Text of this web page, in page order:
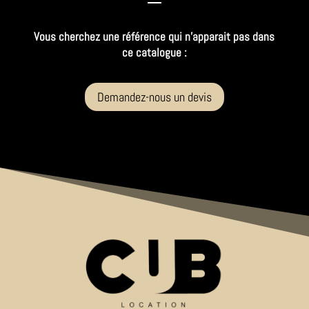
Vous cherchez une référence qui n’apparait pas dans
ce catalogue :
Demandez-nous un devis